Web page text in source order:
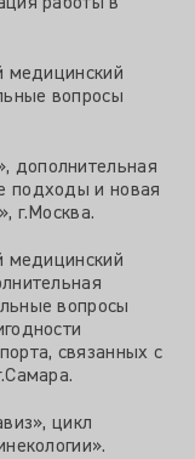
медицинский
вопросы
подходы и новая
г.Москва.
медицинский
вопросы
связанных с
цикл